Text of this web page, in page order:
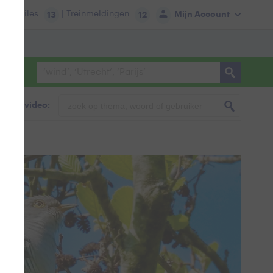
Mijn Account
Files 13 | Treinmeldingen 12
& video: